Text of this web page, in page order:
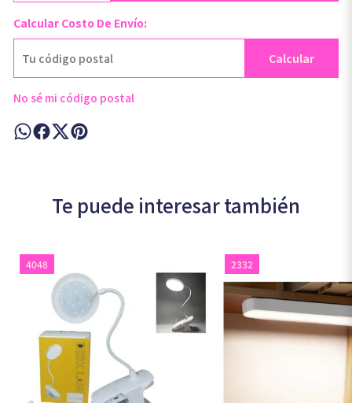
Calcular Costo De Envío:
Calcular
No sé mi código postal
Te puede interesar también
4048 2332